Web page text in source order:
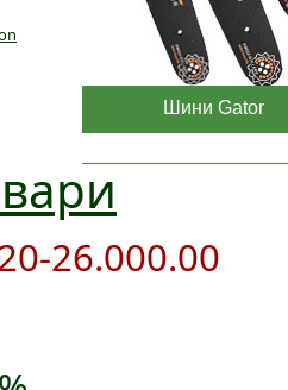
Шини Gator
26.000.00